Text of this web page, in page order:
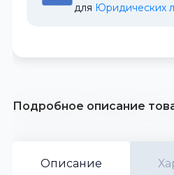
для Юридических
Подробное описание
Описание